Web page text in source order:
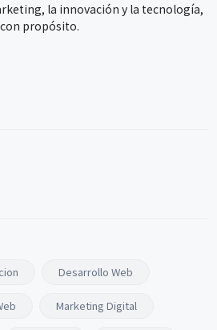
la innovación y la tecnología,
propósito.
Desarrollo Web
Marketing Digital